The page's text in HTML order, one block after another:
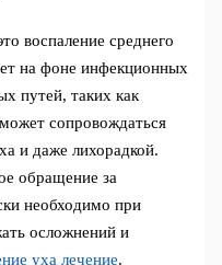
воспаление среднего
на фоне инфекционных
путей, таких как
сопровождаться
и даже лихорадкой.
обращение за
необходимо при
осложнений и
уха лечение.